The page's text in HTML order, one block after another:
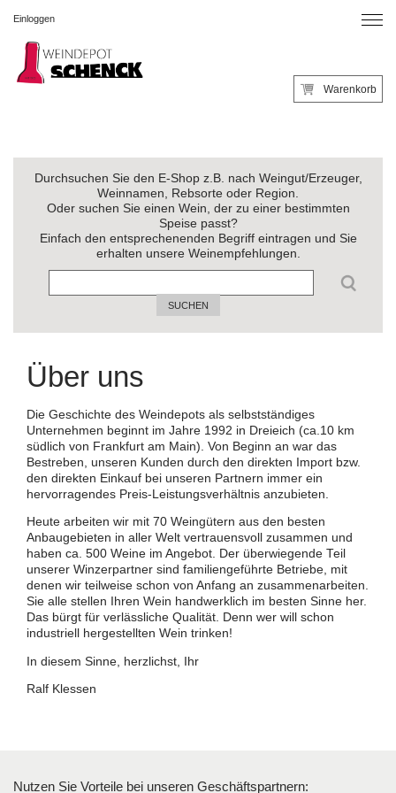
Einloggen
Warenkorb
Durchsuchen Sie den E-Shop z.B. nach Weingut/Erzeuger,
Weinnamen, Rebsorte oder Region.
Oder suchen Sie einen Wein, der zu einer bestimmten
Speise passt?
Einfach den entsprechenenden Begriff eintragen und Sie
erhalten unsere Weinempfehlungen.
SUCHEN
Über uns
Die Geschichte des Weindepots als selbstständiges
Unternehmen beginnt im Jahre 1992 in Dreieich (ca.10 km
südlich von Frankfurt am Main). Von Beginn an war das
Bestreben, unseren Kunden durch den direkten Import bzw.
den direkten Einkauf bei unseren Partnern immer ein
hervorragendes Preis-Leistungsverhältnis anzubieten.
Heute arbeiten wir mit 70 Weingütern aus den besten
Anbaugebieten in aller Welt vertrauensvoll zusammen und
haben ca. 500 Weine im Angebot. Der überwiegende Teil
unserer Winzerpartner sind familiengeführte Betriebe, mit
denen wir teilweise schon von Anfang an zusammenarbeiten.
Sie alle stellen Ihren Wein handwerklich im besten Sinne her.
Das bürgt für verlässliche Qualität. Denn wer will schon
industriell hergestellten Wein trinken!
In diesem Sinne, herzlichst, Ihr
Ralf Klessen
Nutzen Sie Vorteile bei unseren Geschäftspartnern: